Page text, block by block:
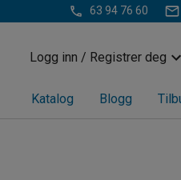
63 94 76 60
Logg inn / Registrer deg
Katalog Blogg